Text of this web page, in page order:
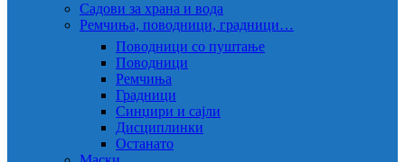
Садови за храна и вода
Ремчиња, поводници, градници…
Поводници со пуштање
Поводници
Ремчиња
Градници
Синџири и сајли
Дисциплинки
Останато